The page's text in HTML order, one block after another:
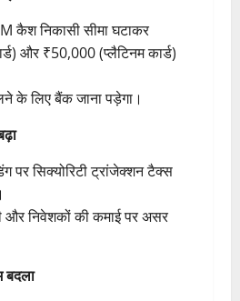
कैश निकासी सीमा घटाकर
और ₹50,000 (प्लैटिनम कार्ड)
के लिए बैंक जाना पड़ेगा।
पर सिक्योरिटी ट्रांजेक्शन टैक्स
और निवेशकों की कमाई पर असर
बदला